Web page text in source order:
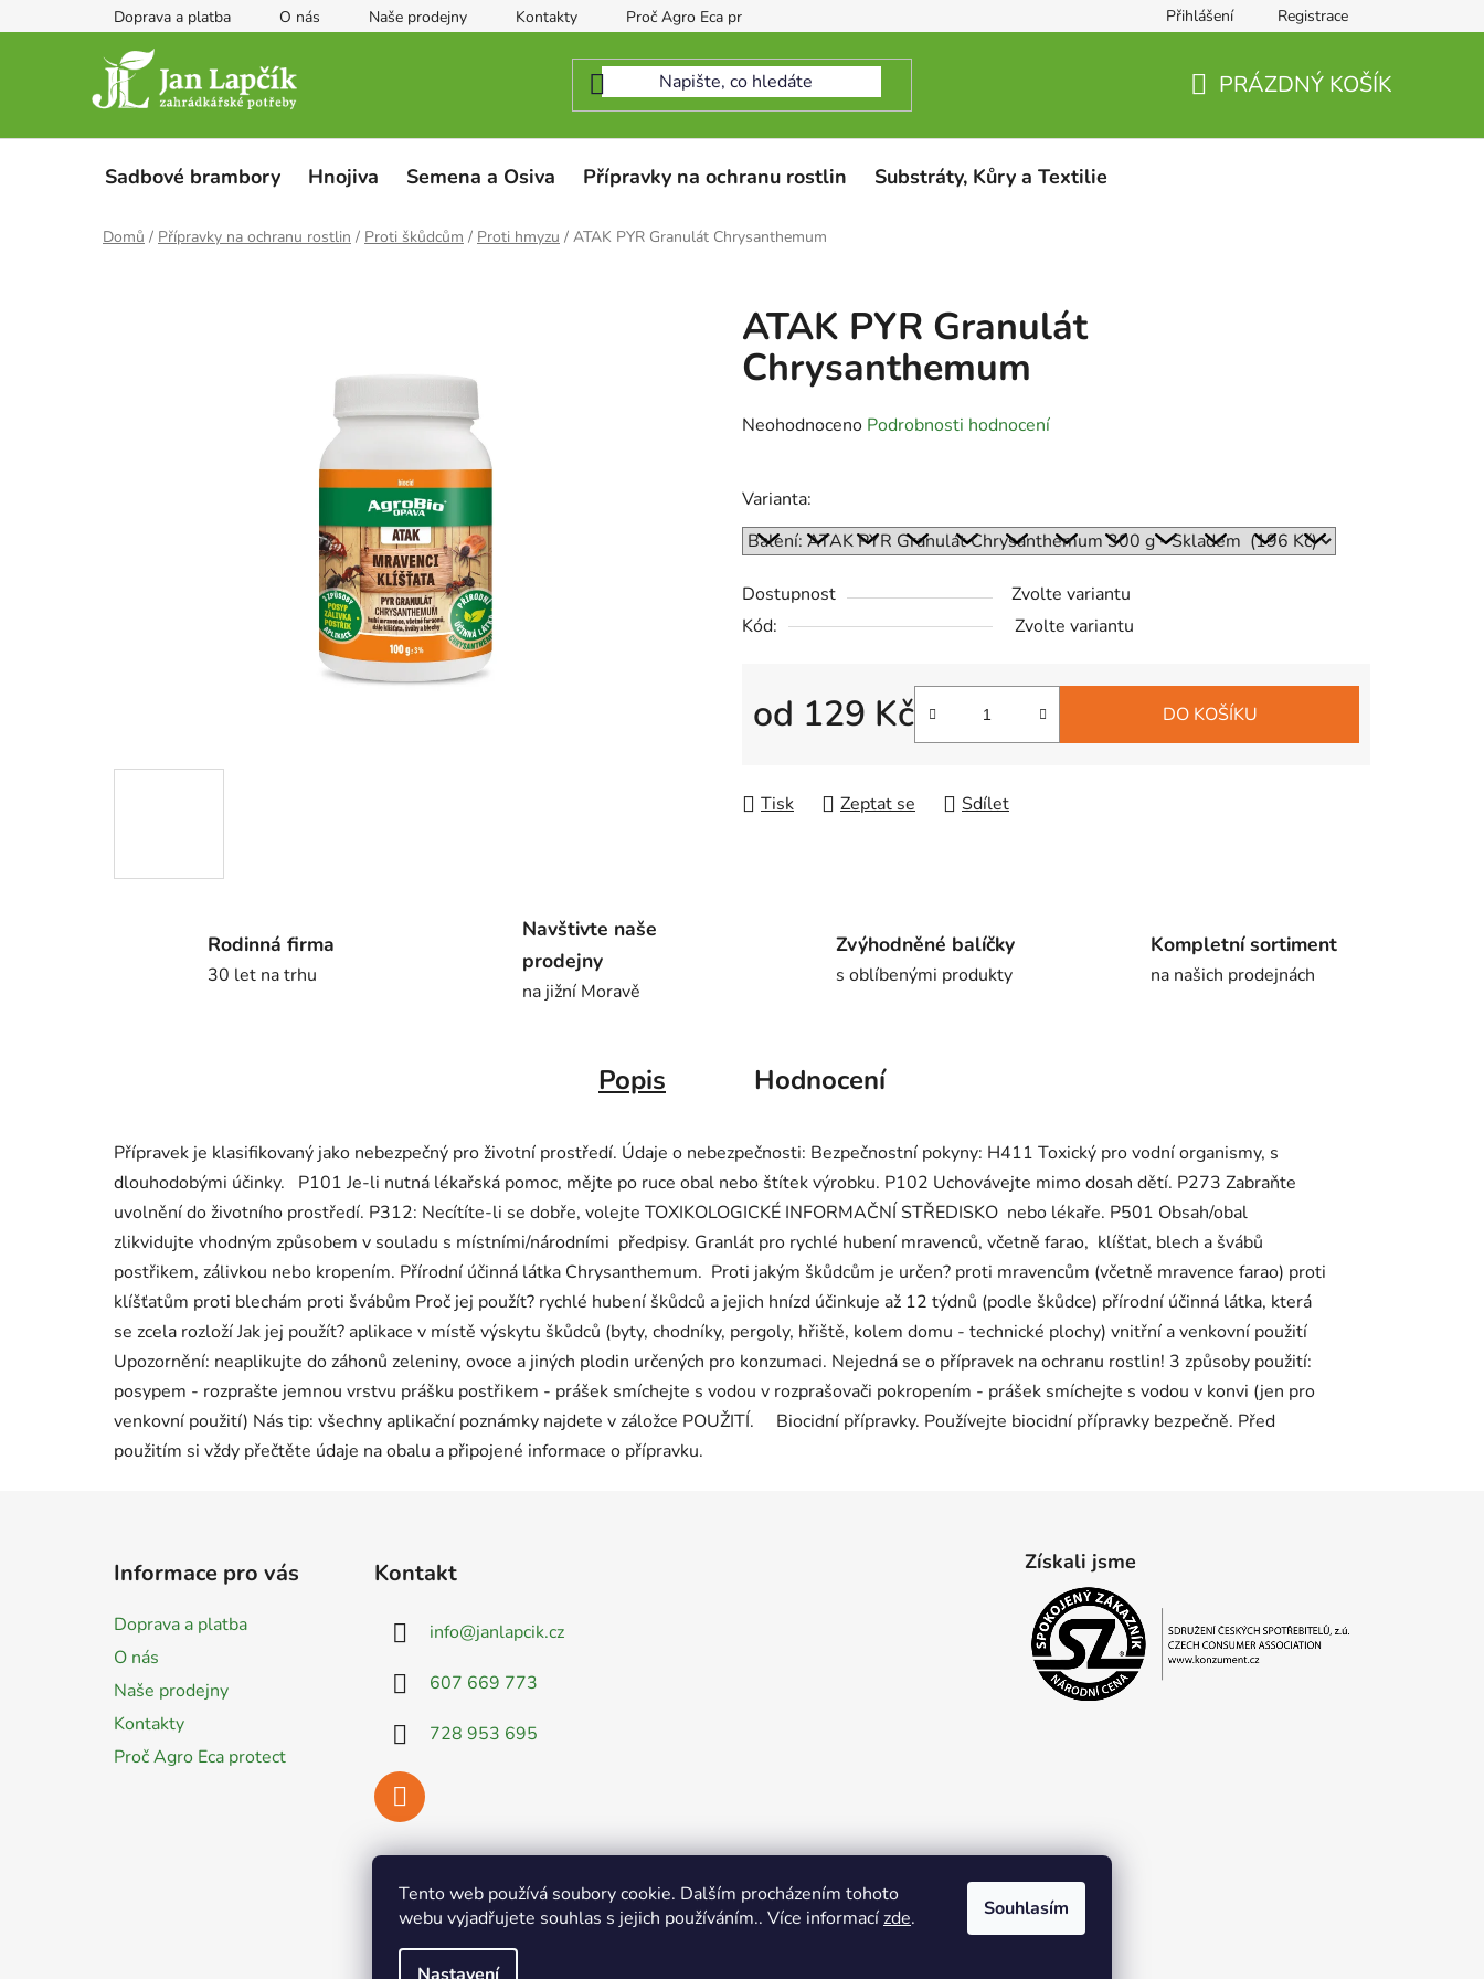
Tento web používá soubory cookie. Dalším procházením tohoto
webu vyjadřujete souhlas s jejich používáním.. Více informacízde. Souhlasím
na
Doprava a platba O nás Naše prodejny Kontakty Proč Agro Eca protect Přihlášení Registrace
PRÁZDNÝ KOŠÍK
Sadbové brambory Hnojiva Semena a Osiva Přípravky na ochranu rostlin Substráty, Kůry a Textilie
Domů / Přípravky na ochranu rostlin / Proti škůdcům / Proti hmyzu / ATAK PYR Granulát Chrysanthemum
ATAK PYR Granulát
Chrysanthemum
Průměrné
0,0
5
hvězdiček.
Neohodnoceno Podrobnosti hodnocení
Varianta:
Dostupnost
Zvolte variantu
Kód:
Zvolte variantu
od 129 Kč DO KOŠÍKU
Tisk Zeptat se Sdílet
Rodinná firma
30 let na trhu
Navštivte naše
prodejny
na jižní Moravě
Zvýhodněné balíčky
s oblíbenými produkty
Kompletní sortiment
na našich prodejnách
Popis Hodnocení
Přípravek je klasifikovaný jako nebezpečný pro životní prostředí. Údaje o nebezpečnosti: Bezpečnostní pokyny: H411 Toxický pro vodní organismy, s
dlouhodobými účinky. P101 Je-li nutná lékařská pomoc, mějte po ruce obal nebo štítek výrobku. P102 Uchovávejte mimo dosah dětí. P273 Zabraňte
uvolnění do životního prostředí. P312: Necítíte-li se dobře, volejte TOXIKOLOGICKÉ INFORMAČNÍ STŘEDISKO nebo lékaře. P501 Obsah/obal
zlikvidujte vhodným způsobem v souladu s místními/národními předpisy. Granlát pro rychlé hubení mravenců, včetně farao, klíšťat, blech a švábů
postřikem, zálivkou nebo kropením. Přírodní účinná látka Chrysanthemum. Proti jakým škůdcům je určen? proti mravencům (včetně mravence farao) proti
klíšťatům proti blechám proti švábům Proč jej použít? rychlé hubení škůdců a jejich hnízd účinkuje až 12 týdnů (podle škůdce) přírodní účinná látka, která
se zcela rozloží Jak jej použít? aplikace v místě výskytu škůdců (byty, chodníky, pergoly, hřiště, kolem domu - technické plochy) vnitřní a venkovní použití
Upozornění: neaplikujte do záhonů zeleniny, ovoce a jiných plodin určených pro konzumaci. Nejedná se o přípravek na ochranu rostlin! 3 způsoby použití:
posypem - rozprašte jemnou vrstvu prášku postřikem - prášek smíchejte s vodou v rozprašovači pokropením - prášek smíchejte s vodou v konvi (jen pro
venkovní použití) Nás tip: všechny aplikační poznámky najdete v záložce POUŽITÍ. Biocidní přípravky. Používejte biocidní přípravky bezpečně. Před
použitím si vždy přečtěte údaje na obalu a připojené informace o přípravku.
Informace pro vás
Doprava a platba
O nás
Naše prodejny
Kontakty
Proč Agro Eca protect
Kontakt
info@janlapcik.cz
607 669 773
728 953 695
Získali jsme
Obchodní podmínky Ochrana osobních údajů